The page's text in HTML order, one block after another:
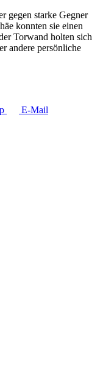
gegen starke Gegner
konnten sie einen
Torwand holten sich
andere persönliche
E-Mail